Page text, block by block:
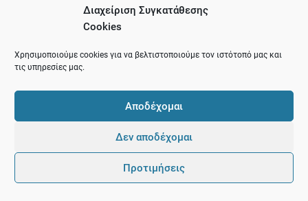
Διαχείριση Συγκατάθεσης
Cookies
Χρησιμοποιούμε cookies για να βελτιστοποιούμε τον ιστότοπό μας και
τις υπηρεσίες μας.
Αποδέχομαι
Δεν αποδέχομαι
Προτιμήσεις
Social Media
© 2021 Ιατρικός Σύλλογος Θεσσαλονίκης
Development and Hosting byPointer